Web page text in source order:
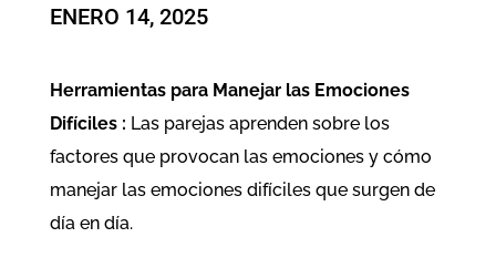
ENERO 14, 2025
Herramientas para Manejar las Emociones
Difíciles : Las parejas aprenden sobre los
factores que provocan las emociones y cómo
manejar las emociones difíciles que surgen de
día en día.